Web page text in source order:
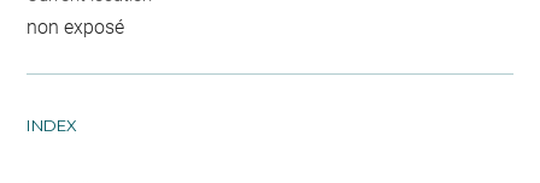
non exposé
INDEX